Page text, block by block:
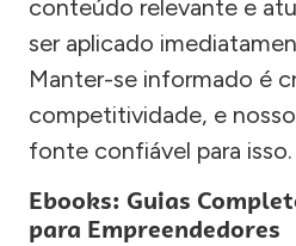
conteúdo relevante e
ser aplicado
Manter-se informado é
competitividade, e
fonte confiável para isso.
Ebooks: Guias
para Empreendedores